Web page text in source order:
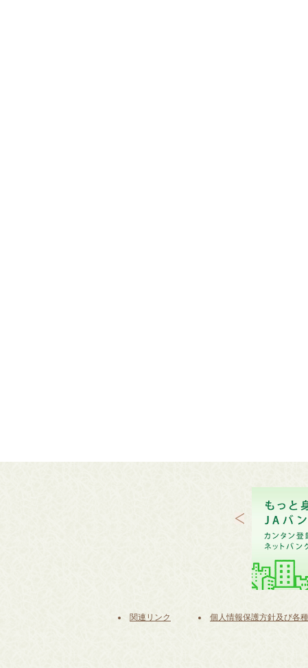
関連リンク 個人情報保護方針及び各